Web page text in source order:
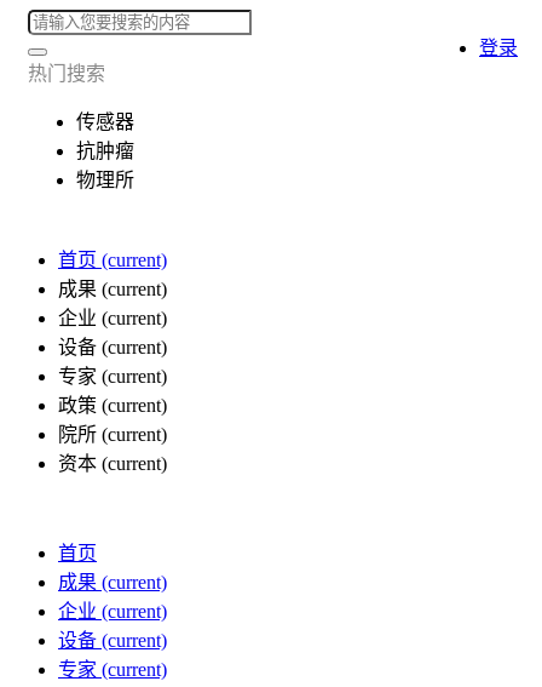
热门搜索
传感器
抗肿瘤
物理所
首页 (current)
成果 (current)
企业 (current)
设备 (current)
专家 (current)
政策 (current)
院所 (current)
资本 (current)
登录
首页
成果 (current)
企业 (current)
设备 (current)
专家 (current)